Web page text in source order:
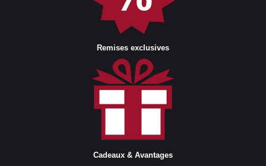
Remises exclusives
Cadeaux & Avantages